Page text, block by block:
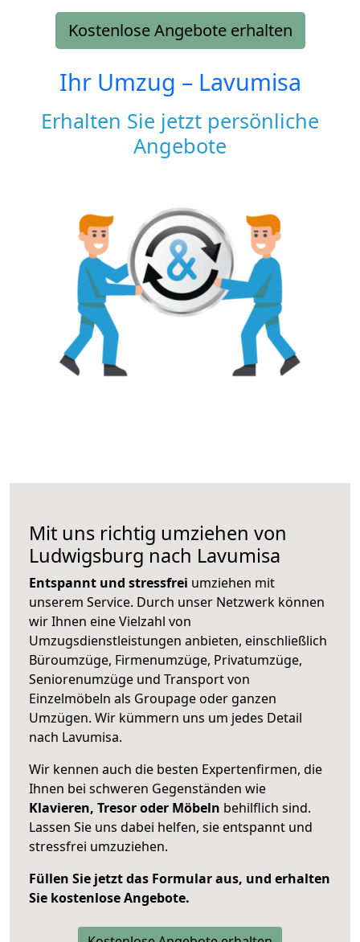
Kostenlose Angebote erhalten
Ihr Umzug – Lavumisa
Erhalten Sie jetzt persönliche
Angebote
Mit uns richtig umziehen von
Ludwigsburg nach Lavumisa
Entspannt und stressfrei umziehen mit
unserem Service. Durch unser Netzwerk können
wir Ihnen eine Vielzahl von
Umzugsdienstleistungen anbieten, einschließlich
Büroumzüge, Firmenumzüge, Privatumzüge,
Seniorenumzüge und Transport von
Einzelmöbeln als Groupage oder ganzen
Umzügen. Wir kümmern uns um jedes Detail
nach Lavumisa.
Wir kennen auch die besten Expertenfirmen, die
Ihnen bei schweren Gegenständen wie
Klavieren, Tresor oder Möbeln behilflich sind.
Lassen Sie uns dabei helfen, sie entspannt und
stressfrei umzuziehen.
Füllen Sie jetzt das Formular aus, und erhalten
Sie kostenlose Angebote.